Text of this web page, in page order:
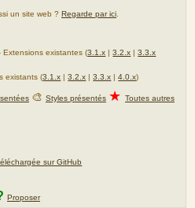
un site web ? Regarde par ici
Extensions existantes (3.1.x |3.2.x |3.3.x
existants (3.1.x |3.2.x |3.3.x |4.0.x)
🎨 Styles présentés ★ Toutes autres
sur GitHub
Proposer